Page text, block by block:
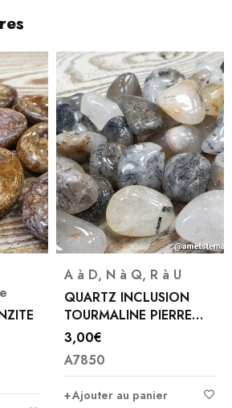
A à D, N à Q, R à U
QUARTZ INCLUSION
TOURMALINE PIERRE
ROULEE
3,00€
A7850
Ajouter au panier